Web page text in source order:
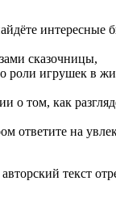
интересные
сказочницы,
роли игрушек в
о том, как
ответите на
текст